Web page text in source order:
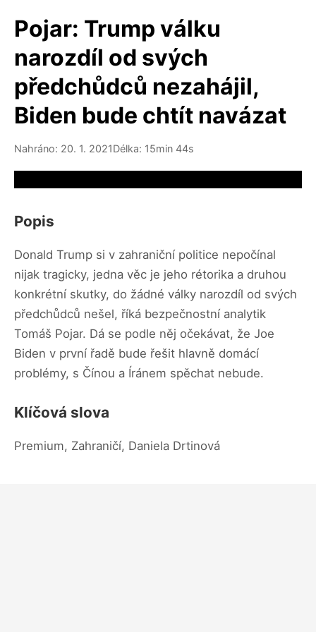
Pojar: Trump válku
narozdíl od svých
předchůdců nezahájil,
Biden bude chtít navázat
Nahráno: 20. 1. 2021Délka: 15min 44s
Popis
Donald Trump si v zahraniční politice nepočínal
nijak tragicky, jedna věc je jeho rétorika a druhou
konkrétní skutky, do žádné války narozdíl od svých
předchůdců nešel, říká bezpečnostní analytik
Tomáš Pojar. Dá se podle něj očekávat, že Joe
Biden v první řadě bude řešit hlavně domácí
problémy, s Čínou a Íránem spěchat nebude.
Klíčová slova
Premium, Zahraničí, Daniela Drtinová